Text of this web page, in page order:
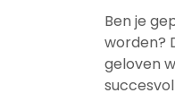
Ben je
worden?
geloven